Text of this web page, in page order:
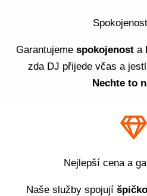
Garantujeme spokojenost a
zda DJ přijede včas a
Nechte to
Nejlepší cena a
Naše služby spojují š